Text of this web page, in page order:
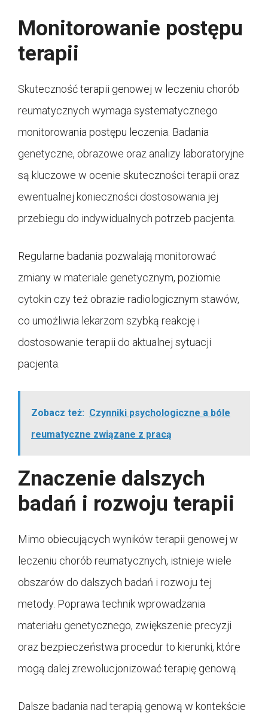
Monitorowanie postępu
terapii
Skuteczność terapii genowej w leczeniu chorób
reumatycznych wymaga systematycznego
monitorowania postępu leczenia. Badania
genetyczne, obrazowe oraz analizy laboratoryjne
są kluczowe w ocenie skuteczności terapii oraz
ewentualnej konieczności dostosowania jej
przebiegu do indywidualnych potrzeb pacjenta.
Regularne badania pozwalają monitorować
zmiany w materiale genetycznym, poziomie
cytokin czy też obrazie radiologicznym stawów,
co umożliwia lekarzom szybką reakcję i
dostosowanie terapii do aktualnej sytuacji
pacjenta.
Zobacz też: Czynniki psychologiczne a bóle
reumatyczne związane z pracą
Znaczenie dalszych
badań i rozwoju terapii
Mimo obiecujących wyników terapii genowej w
leczeniu chorób reumatycznych, istnieje wiele
obszarów do dalszych badań i rozwoju tej
metody. Poprawa technik wprowadzania
materiału genetycznego, zwiększenie precyzji
oraz bezpieczeństwa procedur to kierunki, które
mogą dalej zrewolucjonizować terapię genową.
Dalsze badania nad terapią genową w kontekście